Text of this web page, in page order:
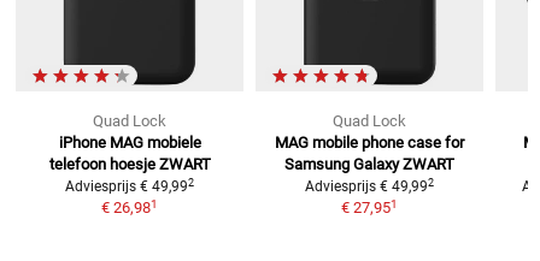
Quad Lock
iPhone MAG mobiele
telefoon hoesje ZWART
Adviesprijs € 49,992
€ 26,981
Quad Lock
MAG mobile phone case for
Samsung Galaxy ZWART
Adviesprijs € 49,992
€ 27,951